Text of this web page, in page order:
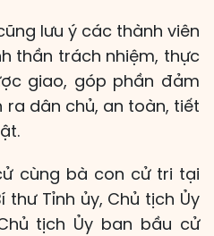
lưu ý các thành viên
thần trách nhiệm, thực
giao, góp phần đảm
dân chủ, an toàn, tiết
cùng bà con cử tri tại
thư Tỉnh ủy, Chủ tịch Ủy
tịch Ủy ban bầu cử